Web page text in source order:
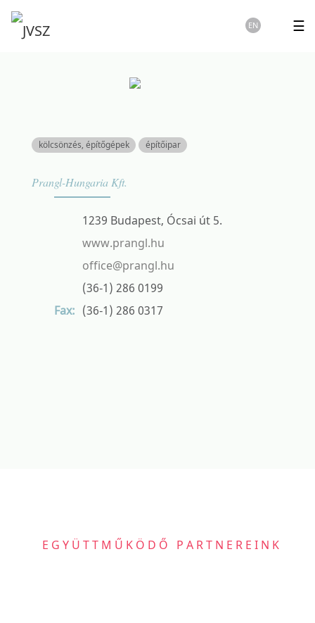
☰
EN
kölcsönzés, építőgépek építőipar
Prangl-Hungaria Kft.
1239 Budapest, Ócsai út 5.
www.prangl.hu
office@prangl.hu
(36-1) 286 0199
(36-1) 286 0317
EGYÜTTMŰKÖDŐ PARTNEREINK